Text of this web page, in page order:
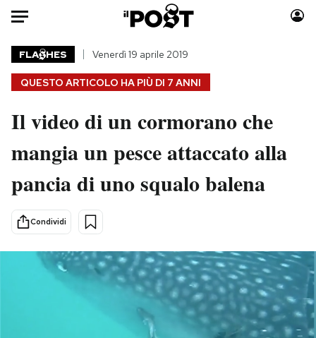
Auto
HOME
Italia
Politica
Tecnologia
Scienza
Economia
Sport
Moda
Consumismi
Storie/Idee
Altrecose
Mondiali calcio 2026
QUESTO ARTICOLO HA PIÙ DI 7 ANNI
FLA HES Venerdì 19 aprile 2019
Il video di un cormorano che
mangia un pesce attaccato alla
pancia di uno squalo balena
Condividi